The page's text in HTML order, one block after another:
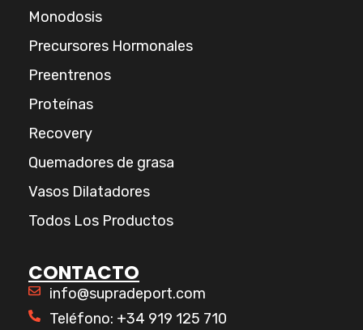
Monodosis
Precursores Hormonales
Preentrenos
Proteínas
Recovery
Quemadores de grasa
Vasos Dilatadores
Todos Los Productos
CONTACTO
info@supradeport.com
Teléfono: +34 919 125 710